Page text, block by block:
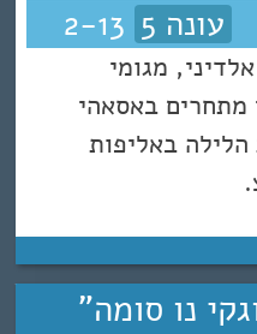
עונה 5
מגומי
מתחרים באסאהי
באליפות
נו סומה”